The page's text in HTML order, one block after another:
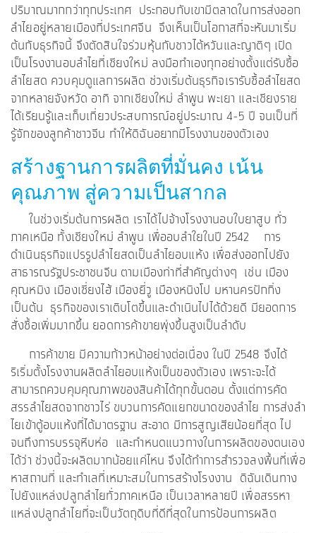
ปริมาณมากกว่าทุกประเทศ ประกอบกับเขามีตลาดในการส่งออก
ลำไยอยู่หลายเมืองที่ประเทศจีน จึงเห็นเป็นโอกาสที่จะหันมาเริ่ม
ต้นกับธุรกิจนี้ จึงตัดสินใจร่วมหุ้นกับชาวไต้หวันและญาติๆ เปิด
เป็นโรงงานอบลำไยที่เชียงใหม่ ลงมือทำเองทุกอย่างตั้งแต่รับซื้อ
ลำไยสด ควบคุมดูแลการผลิต ช่วงเริ่มต้นธุรกิจเรารับซื้อลำไยสด
จากหลายจังหวัด อาทิ จากเชียงใหม่ ลำพูน พะเยา และเชียงราย
ได้เรียนรู้และเก็บเกี่ยวประสบการณ์อยู่ประมาณ 4-5 ปี จนเป็นที่
รู้จักของลูกค้าชาวจีน ทำให้ดิฉันอยากมีโรงงานของตัวเอง
สร้างฐานการผลิตที่มั่นคง เน้น
คุณภาพ สู่ความเป็นสากล
ในช่วงเริ่มต้นการผลิต เราได้ไปจ้างโรงงานอบใบยาสูบ ทั่ว
ภาคเหนือ ทั้งเชียงใหม่ ลำพูน เพื่ออบลำใยในปี 2542 การ
ดำเนินธุรกิจแปรรูปลำไยสดเป็นลำไยอบแห้ง เพื่อส่งออกไปยัง
สาธารณรัฐประชาชนจีน ตามเมืองท่าที่สำคัญต่างๆ เช่น เมือง
คุณหมิง เมืองเซี่ยงไฮ้ เมืองยี่วู เมืองหนิงโป มหานครปักกิ่ง
เป็นต้น ธุรกิจของเราเติบโตขึ้นและดำเนินไปได้ด้วยดี มียอดการ
สั่งซื้อเพิ่มมากขึ้น ยอดการค้าขายพุ่งขึ้นสูงเป็นลำดับ
การค้าขาย มีความก้าวหน้าอย่างต่อเนื่อง ในปี 2548 จึงได้
ริเริ่มตั้งโรงงานผลิตลำไยอบแห้งเป็นของตัวเอง เพราะจะได้
สามารถควบคุมคุณภาพของสินค้าได้ทุกขั้นตอน ตั้งแต่การคัด
สรรลำไยสดจากชาวไร่ ขบวนการคัดแยกขนาดของลำไย การส่งลำ
ไยเข้าตู้อบแห้งที่ได้มาตรฐาน สะอาด มีการสูญเสียน้อยที่สุด ไป
จนถึงการบรรจุหีบห่อ และกำหนดแนวทางในการผลิตของตนเอง
ได้ว่า ช่วงนี้จะผลิตมากน้อยแค่ไหน จึงได้ทำการสำรวจลงพื้นที่เพื่อ
หาสถานที่ และทำเลที่เหมาะสมในการสร้างโรงงาน ดิฉันเดินทาง
ไปยังแหล่งปลูกลำไยทั่วภาคเหนือ เป็นเวลาหลายปี เพื่อสรรหา
แหล่งปลูกลำไยที่จะเป็นวัตถุดิบที่ดีที่สุดในการป้อนการผลิต